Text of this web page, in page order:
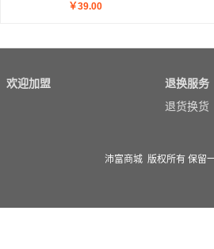
￥39.00
欢迎加盟
退换服务
退货换货
沛富商城 版权所有 保留